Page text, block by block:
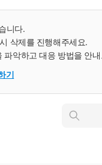
니다.
삭제를 진행해주세요.
악하고 대응 방법을 안
기
인